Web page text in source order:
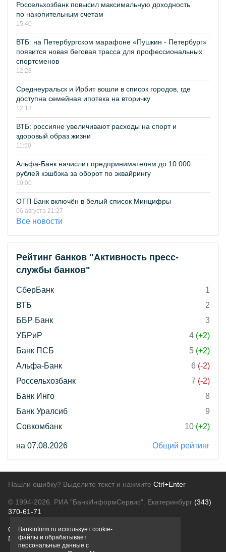
Россельхозбанк повысил максимальную доходность
по накопительным счетам
15:40
ВТБ: на Петербургском марафоне «Пушкин - Петербург»
появится новая беговая трасса для профессиональных
спортсменов
12:28
Среднеуральск и Ирбит вошли в список городов, где
доступна семейная ипотека на вторичку
12:13
ВТБ: россияне увеличивают расходы на спорт и
здоровый образ жизни
11:50
Альфа-Банк начислит предпринимателям до 10 000
рублей кэшбэка за оборот по эквайрингу
10:00
ОТП Банк включён в белый список Минцифры
06 августа 21:27
Все новости
Рейтинг банков "Активность пресс-
службы банков"
СберБанк
1
ВТБ
2
ББР Банк
3
УБРиР
4 (+2)
Банк ПСБ
5 (+2)
Альфа-Банк
6 (-2)
Россельхозбанк
7 (-2)
Банк Инго
8
Банк Уралсиб
9
Совкомбанк
10 (+2)
на 07.08.2026 Общий рейтинг
Нашли ошибку? Выделите текст и нажмите Ctrl+Enter
© 1994-2026. РИА "БанкИнформСервис". Екатеринбург (343)
370-61-71
О проектеПолитика конфиденциальности
Правовая информацияДля рекламодателей
Bankinform.ru использует cookie-
файлы и обрабатывает
персональные данные с